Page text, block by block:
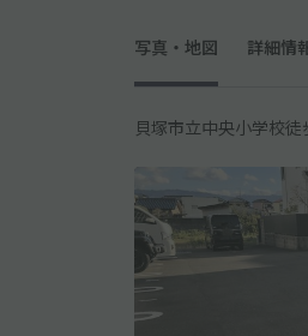
写真・地図 詳細情
貝塚市立中央小学校